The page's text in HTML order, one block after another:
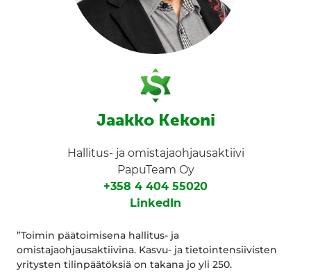
Jaakko Kekoni
Hallitus- ja omistajaohjausaktiivi
PapuTeam Oy
+358 4 404 55020
LinkedIn
”Toimin päätoimisena hallitus- ja
omistajaohjausaktiivina. Kasvu- ja tietointensiivisten
yritysten tilinpäätöksiä on takana jo yli 250.